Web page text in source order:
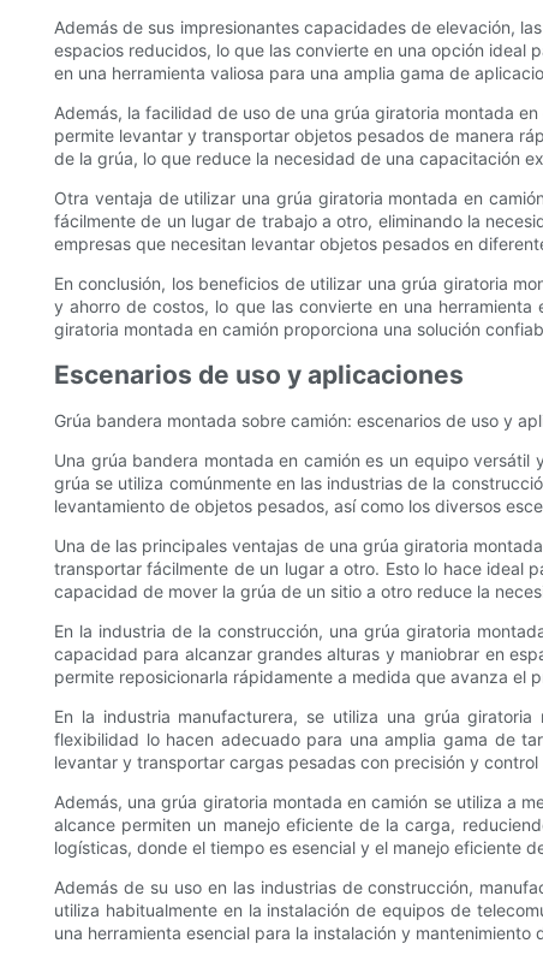
Además de sus impresionantes capacidades de elevación,
espacios reducidos, lo que las convierte en una opción
en una herramienta valiosa para una amplia gama de
Además, la facilidad de uso de una grúa giratoria montada
permite levantar y transportar objetos pesados ​​de manera
de la grúa, lo que reduce la necesidad de una capacitación
Otra ventaja de utilizar una grúa giratoria montada en
fácilmente de un lugar de trabajo a otro, eliminando la
empresas que necesitan levantar objetos pesados ​​en
En conclusión, los beneficios de utilizar una grúa giratoria
y ahorro de costos, lo que las convierte en una
giratoria montada en camión proporciona una solución
Escenarios de uso y aplicaciones
Grúa bandera montada sobre camión: escenarios de uso y
Una grúa bandera montada en camión es un equipo
grúa se utiliza comúnmente en las industrias de la
levantamiento de objetos pesados, así como los diversos
Una de las principales ventajas de una grúa giratoria
transportar fácilmente de un lugar a otro. Esto lo hace ideal
capacidad de mover la grúa de un sitio a otro reduce la
En la industria de la construcción, una grúa giratoria
capacidad para alcanzar grandes alturas y maniobrar en
permite reposicionarla rápidamente a medida que avanza
En la industria manufacturera, se utiliza una grúa
flexibilidad lo hacen adecuado para una amplia gama de
levantar y transportar cargas pesadas con precisión y
Además, una grúa giratoria montada en camión se utiliza a
alcance permiten un manejo eficiente de la carga,
logísticas, donde el tiempo es esencial y el manejo eficiente
Además de su uso en las industrias de construcción,
utiliza habitualmente en la instalación de equipos de
una herramienta esencial para la instalación y